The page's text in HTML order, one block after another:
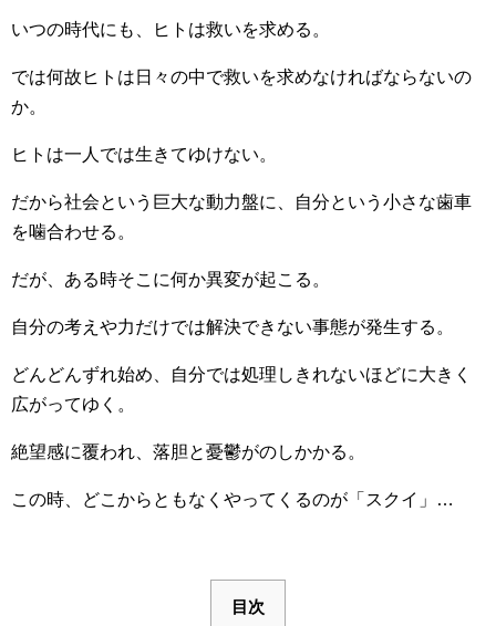
いつの時代にも、ヒトは救いを求める。
では何故ヒトは日々の中で救いを求めなければならないの
か。
ヒトは一人では生きてゆけない。
だから社会という巨大な動力盤に、自分という小さな歯車
を噛合わせる。
だが、ある時そこに何か異変が起こる。
自分の考えや力だけでは解決できない事態が発生する。
どんどんずれ始め、自分では処理しきれないほどに大きく
広がってゆく。
絶望感に覆われ、落胆と憂鬱がのしかかる。
この時、どこからともなくやってくるのが「スクイ」…
目次